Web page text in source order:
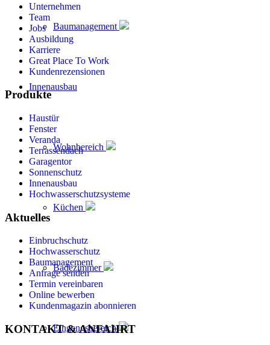
Baumanagement
Innenausbau
Wohnbereich
Küchen
Badezimmer
Eingangsbereich
Unternehmen
Team
Jobs
Ausbildung
Karriere
Great Place To Work
Kundenrezensionen
Produkte
Haustür
Fenster
Veranda
Terrassendach
Garagentor
Sonnenschutz
Innenausbau
Hochwasserschutzsysteme
Aktuelles
Einbruchschutz
Hochwasserschutz
Baumanagement
Anfrage senden
Termin vereinbaren
Online bewerben
Kundenmagazin abonnieren
KONTAKT & ANFAHRT